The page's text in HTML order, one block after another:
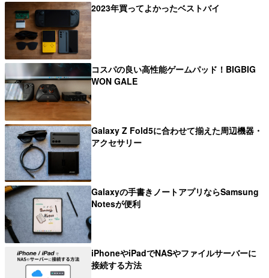
2023年買ってよかったベストバイ
コスパの良い高性能ゲームパッド！BIGBIG
WON GALE
Galaxy Z Fold5に合わせて揃えた周辺機器・
アクセサリー
Galaxyの手書きノートアプリならSamsung
Notesが便利
iPhoneやiPadでNASやファイルサーバーに
接続する方法